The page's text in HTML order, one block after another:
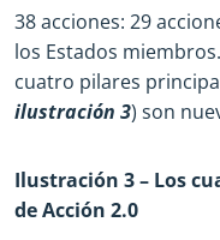
38 acciones: 29
los Estados
cuatro pilares
ilustración 3) son
Ilustración 3 – Los
de Acción 2.0